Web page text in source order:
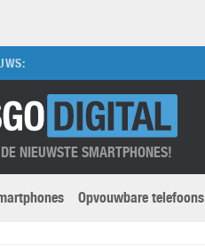
NIEUWSTE SMARTPHONES!
Opvouwbare telefoons